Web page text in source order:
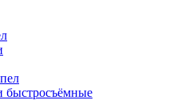
быстросъёмные